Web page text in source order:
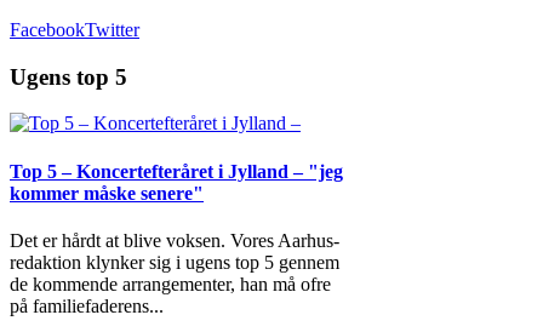
FacebookTwitter
Ugens top 5
Top 5 – Koncertefteråret i Jylland – "jeg
kommer måske senere"
Det er hårdt at blive voksen. Vores Aarhus-
redaktion klynker sig i ugens top 5 gennem
de kommende arrangementer, han må ofre
på familiefaderens...